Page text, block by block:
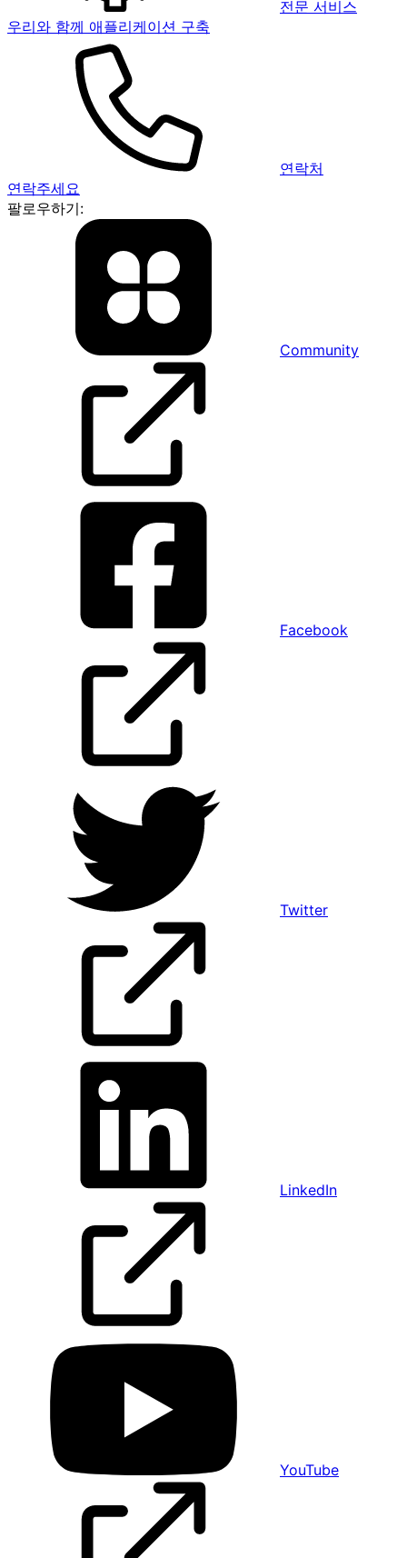
전문 서비스
우리와 함께 애플리케이션 구축
연락처
연락주세요
팔로우하기:
Community
Facebook
Twitter
LinkedIn
YouTube